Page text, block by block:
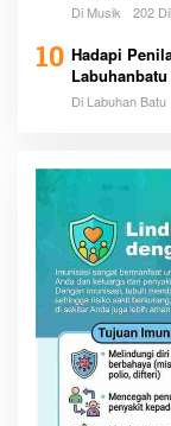
Di Musik 202
10 Hadapi
Di Labuhan Batu